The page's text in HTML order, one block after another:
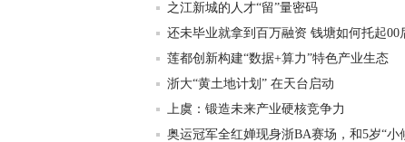
之江新城的人才“留”量密码
还未毕业就拿到百万融资 钱塘如何托起00
莲都创新构建“数据+算力”特色产业生态
浙大“黄土地计划” 在天台启动
上虞：锻造未来产业硬核竞争力
奥运冠军全红婵现身浙BA赛场，和5岁“小